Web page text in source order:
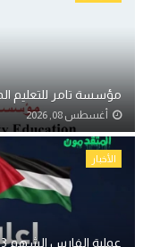
مؤسسة تامر للتعليم
أغسطس 08, 2026
الأخبار